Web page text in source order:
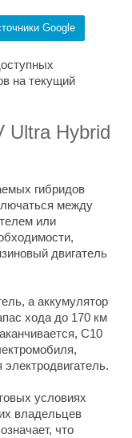
Google
на текущий
Ultra Hybrid
гибридов
между
или
двигатель
а аккумулятор
хода до 170 км
C10
условиях
владельцев
что